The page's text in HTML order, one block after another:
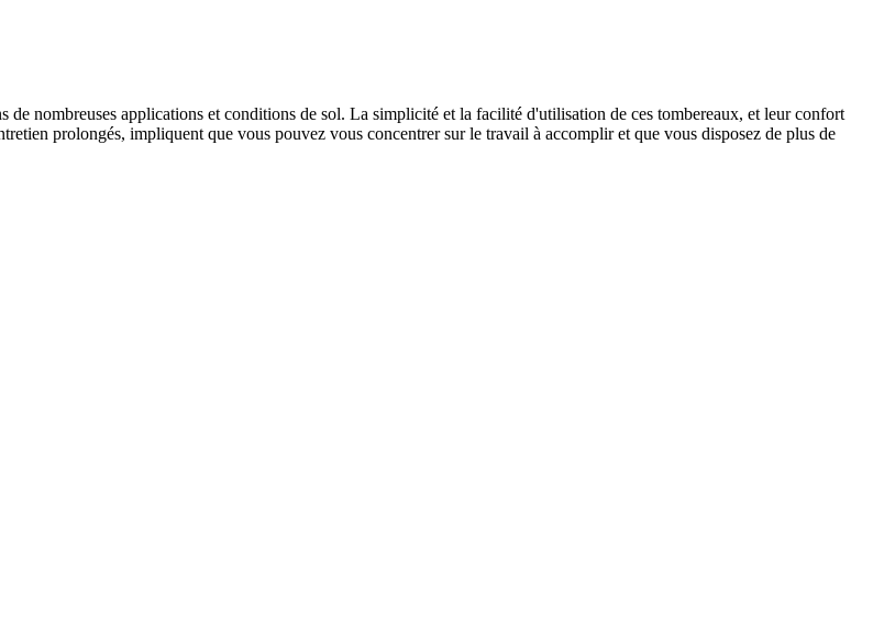
nombreuses applications et conditions de sol. La simplicité et la facilité d'utilisation de ces tombereaux, et leur confort
prolongés, impliquent que vous pouvez vous concentrer sur le travail à accomplir et que vous disposez de plus de